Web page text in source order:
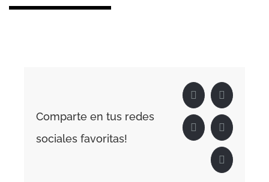
Comparte en tus redes
sociales favoritas!
Facebook
X
LinkedInWhatsApp
Correo
electrónico